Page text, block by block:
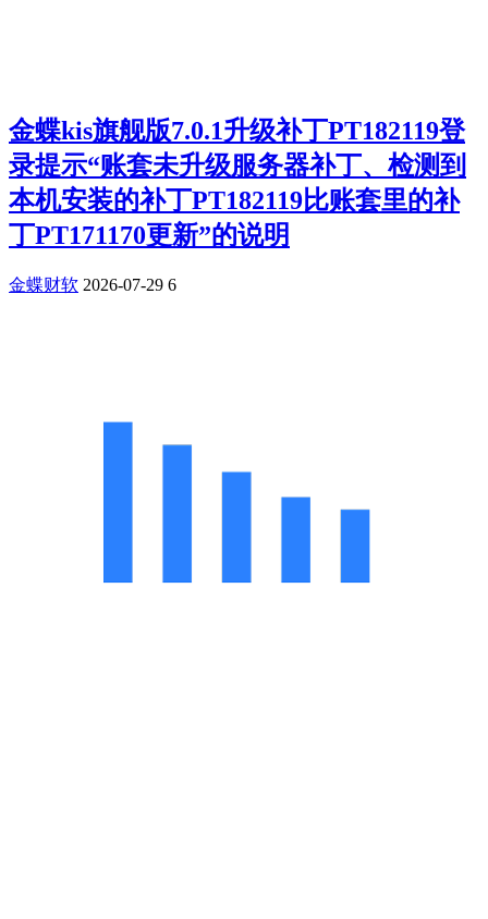
金蝶kis旗舰版7.0.1升级补丁PT182119登
录提示“账套未升级服务器补丁、检测到
本机安装的补丁PT182119比账套里的补
丁PT171170更新”的说明
金蝶财软 2026-07-29 6